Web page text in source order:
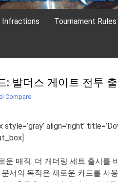
Infractions Tournament Rules
: 발더스 게이트 전투
Compare
align=’right’
운 매직: 더 개더링 세트 출시를
서의 목적은 새로운 카드를 사